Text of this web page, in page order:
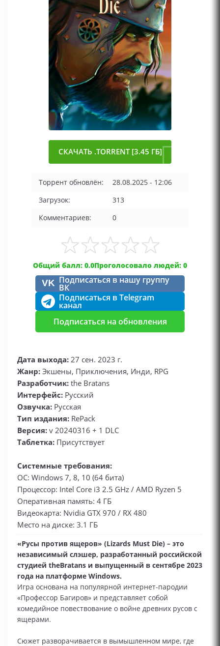
СКАЧАТЬ .TORRENT [3.45 ГБ]
Торрент обновлён:
28.08.2025 - 12:06
Загрузок:
313
Комментариев:
0
Общий балл: 0.0Проголосовало людей: 0
VK Подписаться в нашу группу
ВК
Подписаться в Telegram
канал
Подписаться на обновления
Дата выхода: 27 сен. 2023 г.
Жанр: Экшены, Приключения, Инди, RPG
Разработчик: the Bratans
Интерфейс: Русский
Озвучка: Русская
Тип издания: RePack
Версия: v 20240316 + 1 DLC
Таблетка: Присутствует
Системные требования:
ОС: Windows 7, 8, 10 (64 бита)
Процессор: Intel Core i3 2.5 GHz / AMD Ryzen 5
Оперативная память: 4 ГБ
Видеокарта: Nvidia GTX 970 / RX 480
Место на диске: 3.1 ГБ
«Русы против ящеров» (Lizards Must Die) – это
независимый слэшер, разработанный российской
студией theBratans и выпущенный в сентябре 2023
года на платформе Windows.
Игра основана на популярной интернет-пародии
«Профессор Багиров» и представляет собой
комедийное повествование о войне древних русов с
ящерами.
Сюжет разворачивается в вымышленном мире, где